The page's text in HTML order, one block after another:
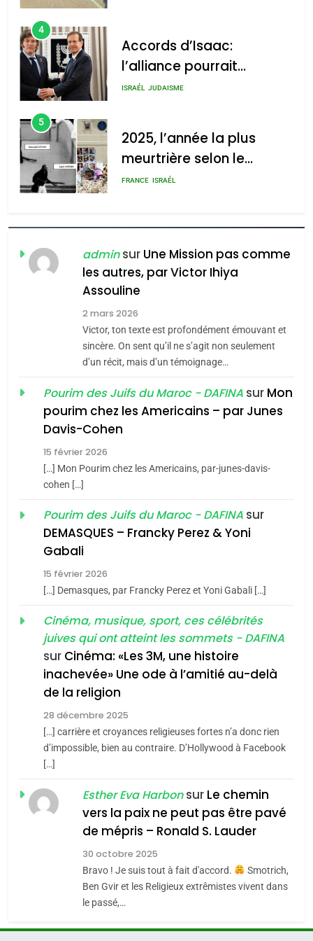
2025, l’année la plus
meurtrière selon le rapport
l’antisémitisme
admin 0
4
Accords d’Isaac:
l’alliance pourrait
s’étendre à 13 pays
ISRAÉL JUDAISME
5
2025, l’année la plus
meurtrière selon le
rapport d’ADL contre
FRANCE ISRAÉL
FIÈRE, DIGNE ET RÉSILIENTE :
POURQUOI JE REVENDIQUE
MA JUDAÏTE par Thérèse
Zrihen-Dvir
ISRAÉL JUDAISME
CE QUI NOUS MANQUE –
Jacques Hadida
JUDAISME
Maroc : Les amandes de
Tafraout, le miel de Tadla
du terroir
Oeil ravageur – Vanessa
De Loya Stauber
«Tu dis génocide, je dis
guerre»: La nouvelle
chanson de Boy George
ISRAÉL JUDAISME
Accords d’Isaac:
l’alliance pourrait
s’étendre à 13 pays
d’Amérique latine
ISRAÉL JUDAISME
2025, l’année la plus
meurtrière selon le
adminsur Une Mission pas comme
les autres, par Victor Ihiya
Assouline
2 mars 2026
Victor, ton texte est profondément émouvant et
sincère. On sent qu’il ne s’agit non seulement
d’un récit, mais d’un témoignage…
Pourim des Juifs du Maroc - DAFINA sur Mon
pourim chez les Americains – par Junes
Davis-Cohen
15 février 2026
[…] Mon Pourim chez les Americains, par-junes-davis-
cohen […]
Pourim des Juifs du Maroc - DAFINA sur
DEMASQUES – Francky Perez & Yoni
Gabali
15 février 2026
[…] Demasques, par Francky Perez et Yoni Gabali […]
Cinéma, musique, sport, ces célébrités
juives qui ont atteint les sommets - DAFINA
sur Cinéma: «Les 3M, une histoire
inachevée» Une ode à l’amitié au-delà
de la religion
28 décembre 2025
[…] carrière et croyances religieuses fortes n’a donc rien
d’impossible, bien au contraire. D’Hollywood à Facebook
[…]
Esther Eva Harbonsur Le chemin
vers la paix ne peut pas être pavé
de mépris – Ronald S. Lauder
30 octobre 2025
Bravo ! Je suis tout à fait d'accord.
Smotrich,
Ben Gvir et les Religieux extrêmistes vivent dans
le passé,…
meurtrière selon le rapport
l’antisémitisme
FIÈRE, DIGNE ET RÉSILIENTE :
POURQUOI JE REVENDIQUE
MA JUDAÏTE par Thérèse
Zrihen-Dvir
ISRAÉL
CE QUI NOUS MANQUE –
JUDAISME
Maroc : Les amandes de
Tafraout, le miel de Tadla
Azilal consacrés produits
du terroir
DAFINA MAROC
Oeil ravageur – Vanessa De